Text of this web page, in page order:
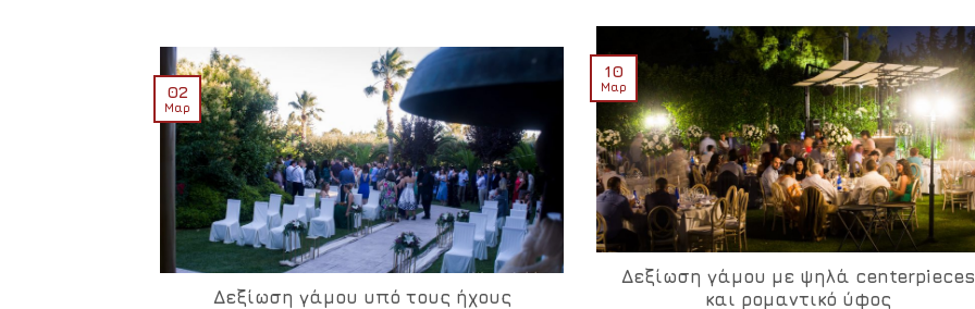
Δεξίωση γάμου με ψηλά centerpieces
και ρομαντικό ύφος
10
Μαρ
Δεξίωση γάμου υπό τους ήχους
02
Μαρ